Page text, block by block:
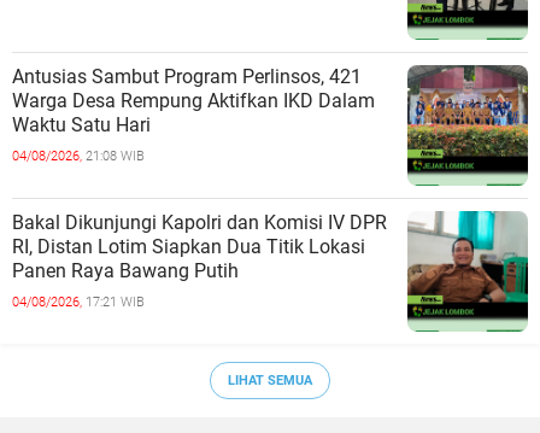
Antusias Sambut Program Perlinsos, 421
Warga Desa Rempung Aktifkan IKD Dalam
Waktu Satu Hari
04/08/2026, 21:08 WIB
Bakal Dikunjungi Kapolri dan Komisi IV DPR
RI, Distan Lotim Siapkan Dua Titik Lokasi
Panen Raya Bawang Putih
04/08/2026, 17:21 WIB
LIHAT SEMUA